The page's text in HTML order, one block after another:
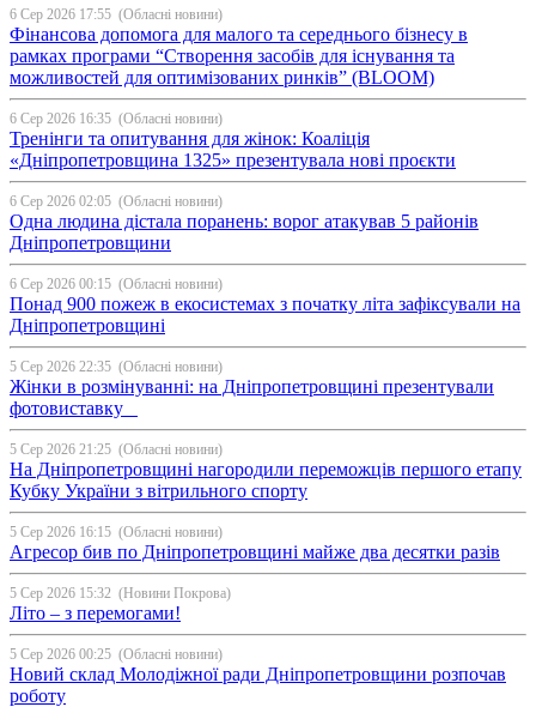
6 Сер 2026 17:55 (Обласні новини)
Фінансова допомога для малого та середнього бізнесу в
рамках програми “Створення засобів для існування та
можливостей для оптимізованих ринків” (BLOOM)
6 Сер 2026 16:35 (Обласні новини)
Тренінги та опитування для жінок: Коаліція
«Дніпропетровщина 1325» презентувала нові проєкти
6 Сер 2026 02:05 (Обласні новини)
Одна людина дістала поранень: ворог атакував 5 районів
Дніпропетровщини
6 Сер 2026 00:15 (Обласні новини)
Понад 900 пожеж в екосистемах з початку літа зафіксували на
Дніпропетровщині
5 Сер 2026 22:35 (Обласні новини)
Жінки в розмінуванні: на Дніпропетровщині презентували
фотовиставку
5 Сер 2026 21:25 (Обласні новини)
На Дніпропетровщині нагородили переможців першого етапу
Кубку України з вітрильного спорту
5 Сер 2026 16:15 (Обласні новини)
Агресор бив по Дніпропетровщині майже два десятки разів
5 Сер 2026 15:32 (Новини Покрова)
Літо – з перемогами!
5 Сер 2026 00:25 (Обласні новини)
Новий склад Молодіжної ради Дніпропетровщини розпочав
роботу